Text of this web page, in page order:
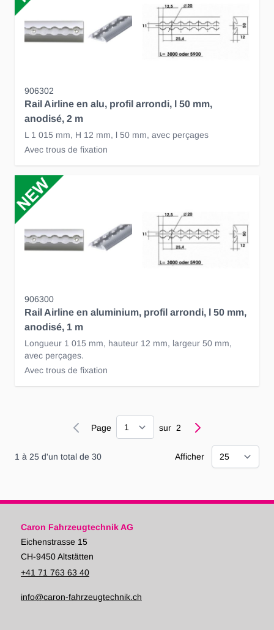
906302
Rail Airline en alu, profil arrondi, l 50 mm,
anodisé, 2 m
L 1 015 mm, H 12 mm, l 50 mm, avec perçages
Avec trous de fixation
906300
Rail Airline en aluminium, profil arrondi, l 50 mm,
anodisé, 1 m
Longueur 1 015 mm, hauteur 12 mm, largeur 50 mm,
avec perçages.
Avec trous de fixation
1 à 25 d'un total de 30
Page sur Page
2
Afficher
Caron Fahrzeugtechnik AG
Eichenstrasse 15
CH-9450 Altstätten
+41 71 763 63 40
info@caron-fahrzeugtechnik.ch